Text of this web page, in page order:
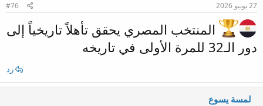
27 يونيو 2026 #76
المنتخب المصري يحقق تأهلاً تاريخياً إلى
دور الـ32 للمرة الأولى في تاريخه
رد
لمسة يسوع